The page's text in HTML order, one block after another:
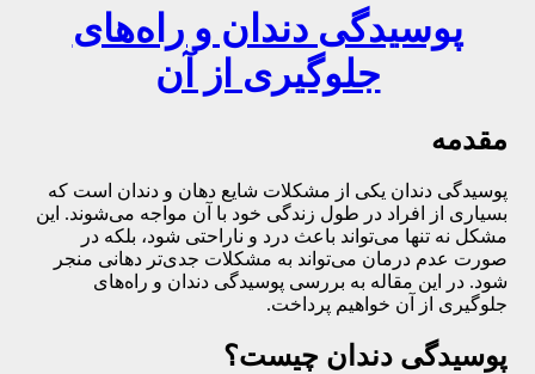
پوسیدگی دندان و راه‌های
جلوگیری از آن
مقدمه
پوسیدگی دندان یکی از مشکلات شایع دهان و دندان است که
بسیاری از افراد در طول زندگی خود با آن مواجه می‌شوند. این
مشکل نه تنها می‌تواند باعث درد و ناراحتی شود، بلکه در
صورت عدم درمان می‌تواند به مشکلات جدی‌تر دهانی منجر
شود. در این مقاله به بررسی پوسیدگی دندان و راه‌های
جلوگیری از آن خواهیم پرداخت.
پوسیدگی دندان چیست؟